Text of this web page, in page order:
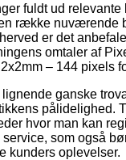
fuldt ud
række nuværende
er det
omtaler af
– 144 pixels
ganske
pålidelighed.
hvor man kan
som også
kunders oplevelser.